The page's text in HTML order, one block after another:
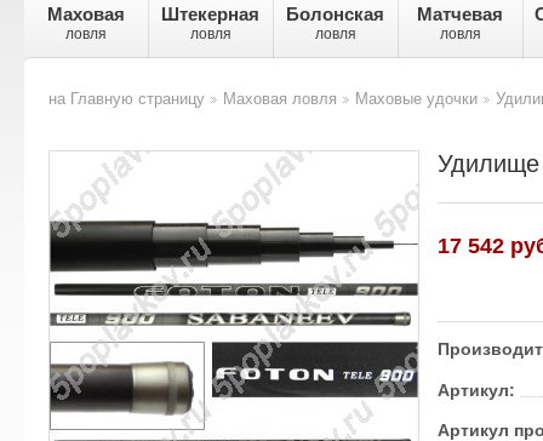
Маховая
ловля
Штекерная
ловля
Болонская
ловля
Матчевая
ловля
на Главную страницу
Маховая ловля
Маховые удочки
Удилище
17 542
Артикул:
Артикул